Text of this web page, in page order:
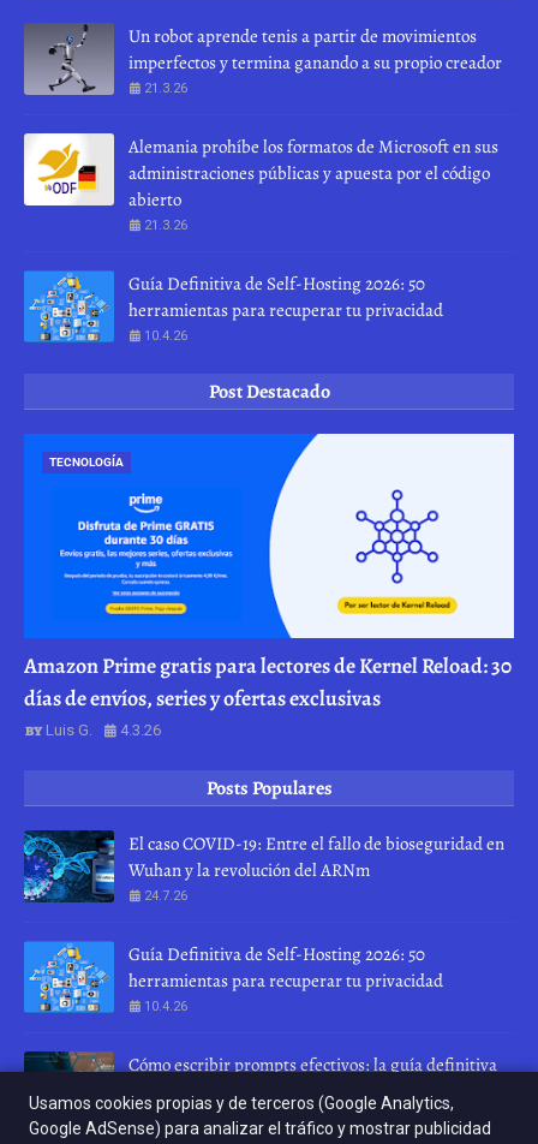
Un robot aprende tenis a partir de movimientos
imperfectos y termina ganando a su propio creador
21.3.26
Alemania prohíbe los formatos de Microsoft en sus
administraciones públicas y apuesta por el código
abierto
21.3.26
Guía Definitiva de Self-Hosting 2026: 50
herramientas para recuperar tu privacidad
10.4.26
Post Destacado
TECNOLOGÍA
Amazon Prime gratis para lectores de Kernel Reload: 30
días de envíos, series y ofertas exclusivas
Luis G. 4.3.26
Posts Populares
El caso COVID-19: Entre el fallo de bioseguridad en
Wuhan y la revolución del ARNm
24.7.26
Guía Definitiva de Self-Hosting 2026: 50
herramientas para recuperar tu privacidad
10.4.26
Cómo escribir prompts efectivos: la guía definitiva
para hablar con una IA
28.7.26
Usamos cookies propias y de terceros (Google Analytics,
Google AdSense) para analizar el tráfico y mostrar publicidad